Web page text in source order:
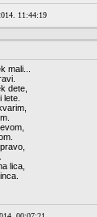
11:44:19
mali...
dete,
lica,